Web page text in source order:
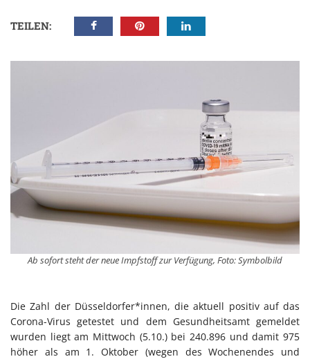
TEILEN:
Ab sofort steht der neue Impfstoff zur Verfügung, Foto: Symbolbild
Die Zahl der Düsseldorfer*innen, die aktuell positiv auf das
Corona-Virus getestet und dem Gesundheitsamt gemeldet
wurden liegt am Mittwoch (5.10.) bei 240.896 und damit 975
höher als am 1. Oktober (wegen des Wochenendes und